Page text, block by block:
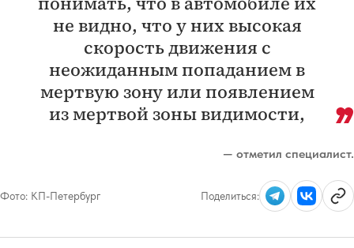
не видно, что у них высокая
скорость движения с
неожиданным попаданием в
мертвую зону или появлением
из мертвой зоны видимости,
— отметил специалист.
Фото: КП-Петербург Поделиться: